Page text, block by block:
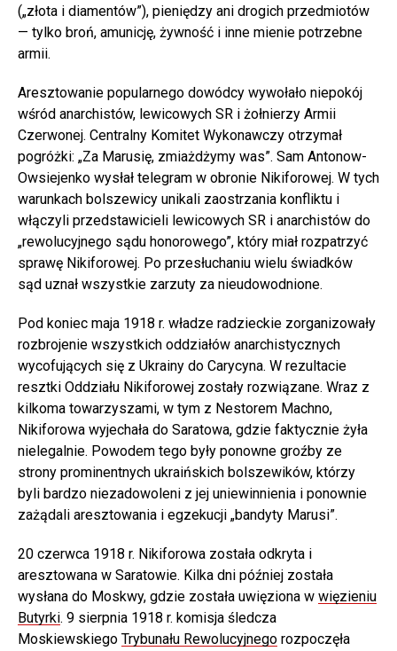
(„złota i diamentów”), pieniędzy ani drogich przedmiotów
— tylko broń, amunicję, żywność i inne mienie potrzebne
armii.
Aresztowanie popularnego dowódcy wywołało niepokój
wśród anarchistów, lewicowych SR i żołnierzy Armii
Czerwonej. Centralny Komitet Wykonawczy otrzymał
pogróżki: „Za Marusię, zmiażdżymy was”. Sam Antonow-
Owsiejenko wysłał telegram w obronie Nikiforowej. W tych
warunkach bolszewicy unikali zaostrzania konfliktu i
włączyli przedstawicieli lewicowych SR i anarchistów do
„rewolucyjnego sądu honorowego”, który miał rozpatrzyć
sprawę Nikiforowej. Po przesłuchaniu wielu świadków
sąd uznał wszystkie zarzuty za nieudowodnione.
Pod koniec maja 1918 r. władze radzieckie zorganizowały
rozbrojenie wszystkich oddziałów anarchistycznych
wycofujących się z Ukrainy do Carycyna. W rezultacie
resztki Oddziału Nikiforowej zostały rozwiązane. Wraz z
kilkoma towarzyszami, w tym z Nestorem Machno,
Nikiforowa wyjechała do Saratowa, gdzie faktycznie żyła
nielegalnie. Powodem tego były ponowne groźby ze
strony prominentnych ukraińskich bolszewików, którzy
byli bardzo niezadowoleni z jej uniewinnienia i ponownie
zażądali aresztowania i egzekucji „bandyty Marusi”.
20 czerwca 1918 r. Nikiforowa została odkryta i
aresztowana w Saratowie. Kilka dni później została
wysłana do Moskwy, gdzie została uwięziona w więzieniu
Butyrki. 9 sierpnia 1918 r. komisja śledcza
Moskiewskiego Trybunału Rewolucyjnego rozpoczęła